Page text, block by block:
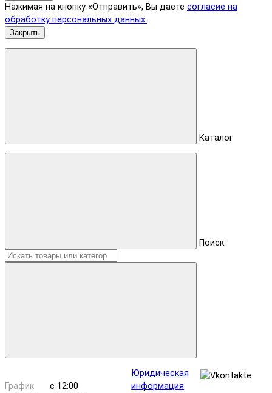
Нажимая на кнопку «Отправить», Вы даете согласие на
обработку персональных данных.
Закрыть
Каталог
Поиск
График
с 12:00
Юридическая
информация